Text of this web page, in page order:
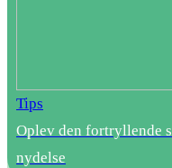
Tips
Oplev den fortryllende
nydelse